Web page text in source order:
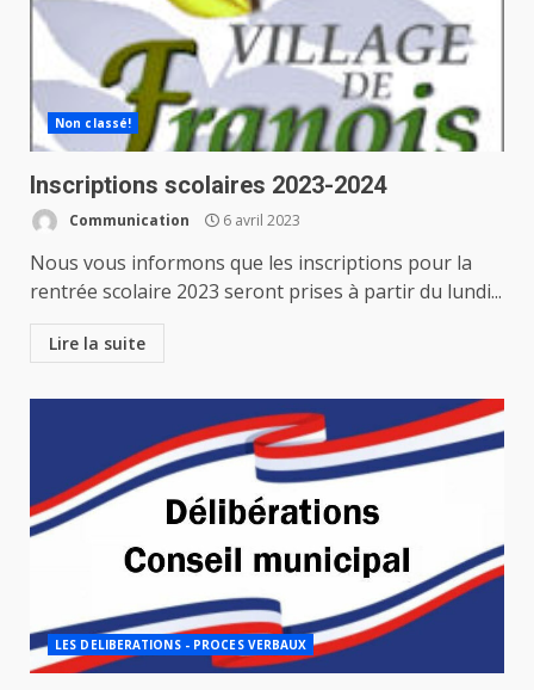
Non classé!
Inscriptions scolaires 2023-2024
Communication 6 avril 2023
Nous vous informons que les inscriptions pour la
rentrée scolaire 2023 seront prises à partir du lundi...
Lire la suite
LES DELIBERATIONS - PROCES VERBAUX